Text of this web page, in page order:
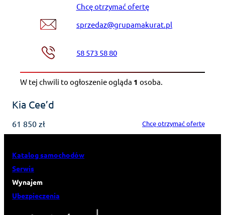
Chcę otrzymać ofertę
sprzedaz@grupamakurat.pl
58 573 58 80
W tej chwili to ogłoszenie ogląda 1 osoba.
Kia Cee’d
61 850 zł Chcę otrzymać ofertę
Katalog samochodów
Serwis
Wynajem
Ubezpieczenia